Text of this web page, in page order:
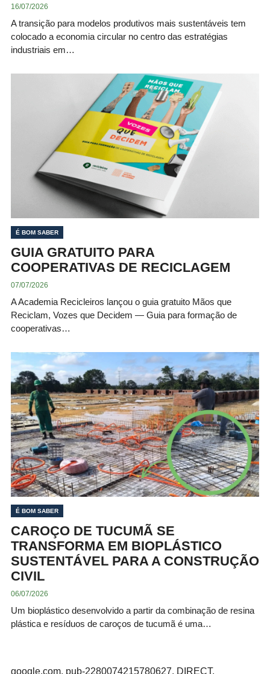
16/07/2026
A transição para modelos produtivos mais sustentáveis tem
colocado a economia circular no centro das estratégias
industriais em…
É BOM SABER
GUIA GRATUITO PARA
COOPERATIVAS DE RECICLAGEM
07/07/2026
A Academia Recicleiros lançou o guia gratuito Mãos que
Reciclam, Vozes que Decidem — Guia para formação de
cooperativas…
É BOM SABER
CAROÇO DE TUCUMÃ SE
TRANSFORMA EM BIOPLÁSTICO
SUSTENTÁVEL PARA A CONSTRUÇÃO
CIVIL
06/07/2026
Um bioplástico desenvolvido a partir da combinação de resina
plástica e resíduos de caroços de tucumã é uma…
google.com, pub-2280074215780627, DIRECT,